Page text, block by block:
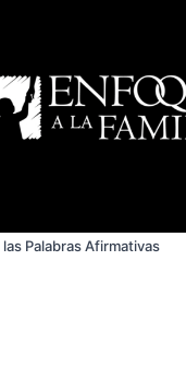
Palabras Afirmativas